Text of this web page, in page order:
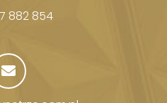
882 854